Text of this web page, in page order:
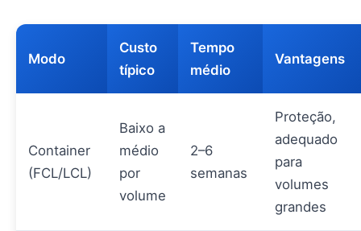
Modo
Custo
típico
Tempo
médio
Vantagens
Container
(FCL/LCL)
Baixo a
médio
por
volume
2–6
semanas
Proteção,
adequado
para
volumes
grandes